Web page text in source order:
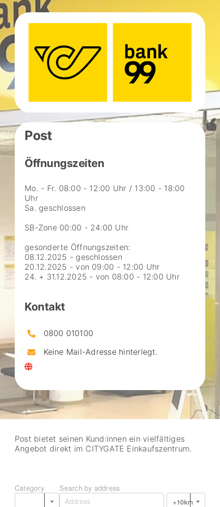
Post
Öffnungszeiten
Mo. - Fr. 08:00 - 12:00 Uhr / 13:00 - 18:00
Uhr
Sa. geschlossen
SB-Zone 00:00 - 24:00 Uhr
gesonderte Öffnungszeiten:
08.12.2025 - geschlossen
20.12.2025 - von 09:00 - 12:00 Uhr
24. + 31.12.2025 - von 08:00 - 12:00 Uhr
Kontakt
0800 010100
Keine Mail-Adresse hinterlegt.
Post bietet seinen Kund:innen ein vielfältiges
Angebot direkt im CITYGATE Einkaufszentrum.
Category Search by address
+10km